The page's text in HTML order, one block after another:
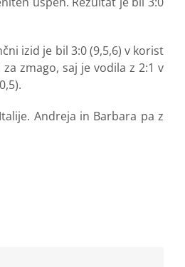
izid je bil 3:0 (9,5,6) v korist
zmago, saj je vodila z 2:1 v
Andreja in Barbara pa z